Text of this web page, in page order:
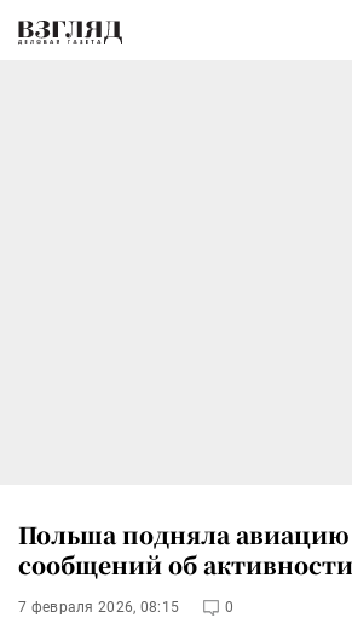
Польша подняла авиацию
сообщений об
7 февраля 2026, 08:15 0